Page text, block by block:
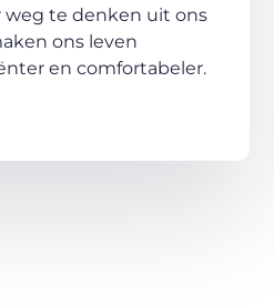
weg te denken uit ons
ons leven
en comfortabeler.